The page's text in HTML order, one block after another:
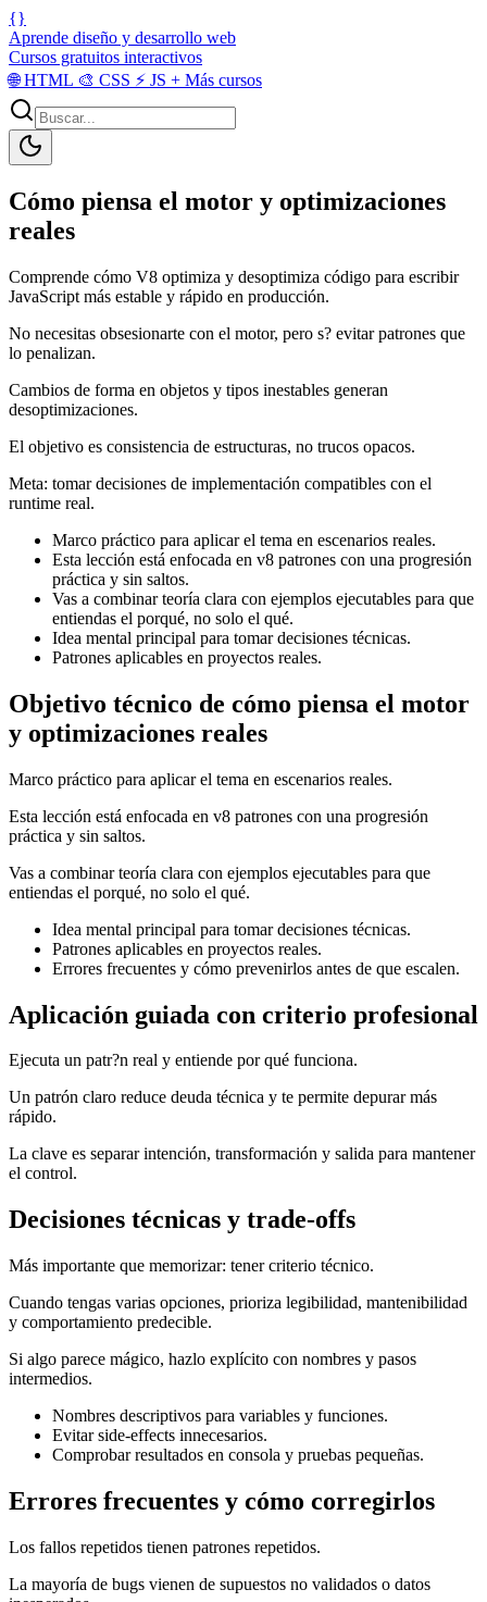
{}
Aprende diseño y desarrollo web
Cursos gratuitos interactivos
🌐HTML 🎨 CSS ⚡ JS + Más cursos
Cómo piensa el motor y optimizaciones
reales
Comprende cómo V8 optimiza y desoptimiza código para escribir
JavaScript más estable y rápido en producción.
No necesitas obsesionarte con el motor, pero s? evitar patrones que
lo penalizan.
Cambios de forma en objetos y tipos inestables generan
desoptimizaciones.
El objetivo es consistencia de estructuras, no trucos opacos.
Meta: tomar decisiones de implementación compatibles con el
runtime real.
Marco práctico para aplicar el tema en escenarios reales.
Esta lección está enfocada en v8 patrones con una progresión
práctica y sin saltos.
Vas a combinar teoría clara con ejemplos ejecutables para que
entiendas el porqué, no solo el qué.
Idea mental principal para tomar decisiones técnicas.
Patrones aplicables en proyectos reales.
Objetivo técnico de cómo piensa el motor
y optimizaciones reales
Marco práctico para aplicar el tema en escenarios reales.
Esta lección está enfocada en v8 patrones con una progresión
práctica y sin saltos.
Vas a combinar teoría clara con ejemplos ejecutables para que
entiendas el porqué, no solo el qué.
Idea mental principal para tomar decisiones técnicas.
Patrones aplicables en proyectos reales.
Errores frecuentes y cómo prevenirlos antes de que escalen.
Aplicación guiada con criterio profesional
Ejecuta un patr?n real y entiende por qué funciona.
Un patrón claro reduce deuda técnica y te permite depurar más
rápido.
La clave es separar intención, transformación y salida para mantener
el control.
Decisiones técnicas y trade-offs
Más importante que memorizar: tener criterio técnico.
Cuando tengas varias opciones, prioriza legibilidad, mantenibilidad
y comportamiento predecible.
Si algo parece mágico, hazlo explícito con nombres y pasos
intermedios.
Nombres descriptivos para variables y funciones.
Evitar side-effects innecesarios.
Comprobar resultados en consola y pruebas pequeñas.
Errores frecuentes y cómo corregirlos
Los fallos repetidos tienen patrones repetidos.
La mayoría de bugs vienen de supuestos no validados o datos